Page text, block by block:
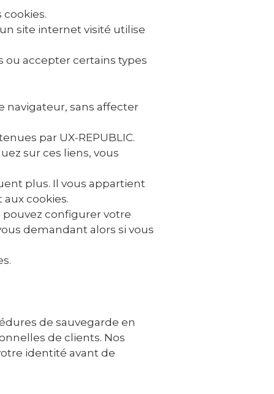
site internet visité utilise
ou accepter certains types
navigateur, sans affecter
par UX-REPUBLIC.
sur ces liens, vous
plus. Il vous appartient
cookies.
pouvez configurer votre
demandant alors si vous
de sauvegarde en
de clients. Nos
identité avant de